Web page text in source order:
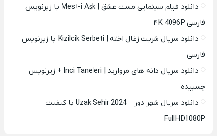
دانلود فیلم سینمایی مست عشق | Mest-i Aşk با زیرنویس
فارسی ۴K 4096P
دانلود سریال شربت زغال اخته | Kizilcik Serbeti با زیرنویس
فارسی
دانلود سریال دانه های مروارید | Inci Taneleri + زیرنویس
چسبیده
دانلود سریال شهر دور – Uzak Sehir 2024 با کیفیت
FullHD1080P